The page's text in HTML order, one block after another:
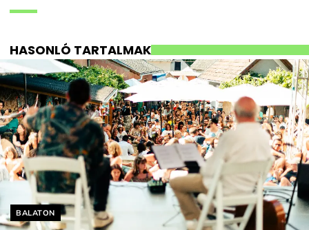
HASONLÓ TARTALMAK
Helyszín címkék:
BALATON